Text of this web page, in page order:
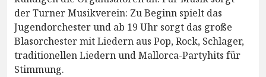
der Turner Musikverein: Zu Beginn spielt das
Jugendorchester und ab 19 Uhr sorgt das große
Blasorchester mit Liedern aus Pop, Rock, Schlager,
traditionellen Liedern und Mallorca-Partyhits für
Stimmung.